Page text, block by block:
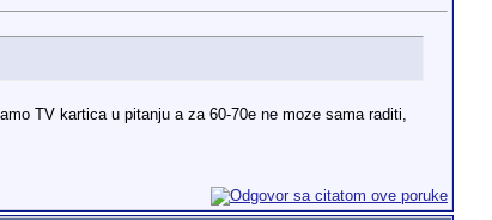
TV kartica u pitanju a za 60-70e ne moze sama raditi,